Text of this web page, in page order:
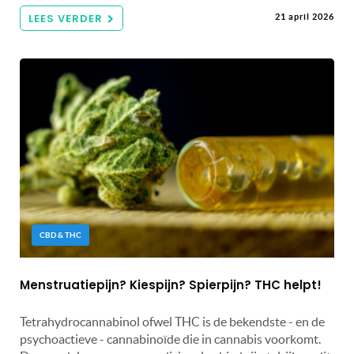
LEES VERDER 21 april 2026
CBD & THC
Menstruatiepijn? Kiespijn? Spierpijn? THC helpt!
Tetrahydrocannabinol ofwel THC is de bekendste - en de
psychoactieve - cannabinoïde die in cannabis voorkomt.